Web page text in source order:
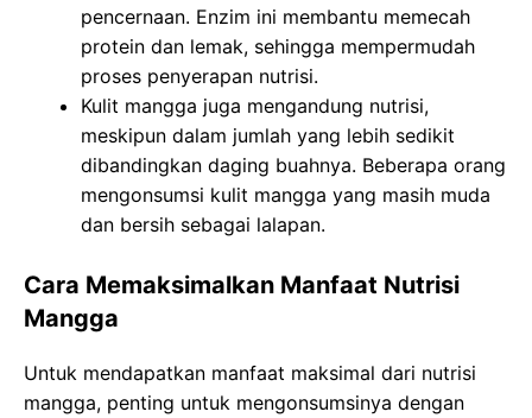
pencernaan. Enzim ini membantu memecah
protein dan lemak, sehingga mempermudah
proses penyerapan nutrisi.
Kulit mangga juga mengandung nutrisi,
meskipun dalam jumlah yang lebih sedikit
dibandingkan daging buahnya. Beberapa orang
mengonsumsi kulit mangga yang masih muda
dan bersih sebagai lalapan.
Cara Memaksimalkan Manfaat Nutrisi
Mangga
Untuk mendapatkan manfaat maksimal dari nutrisi
mangga, penting untuk mengonsumsinya dengan